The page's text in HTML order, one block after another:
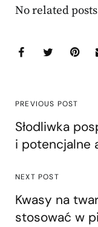
No related
PREVIOUS POST
Słodliwka
i potencjalne
NEXT POST
Kwasy na
stosować w